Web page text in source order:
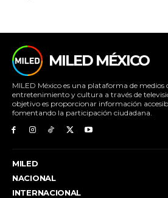
MILED MÉXICO
MILED México es una plataforma de medios
entretenimiento y cultura a través de
objetivo es proporcionar información
fomentando la participación ciudadana.
MILED
NACIONAL
INTERNACIONAL